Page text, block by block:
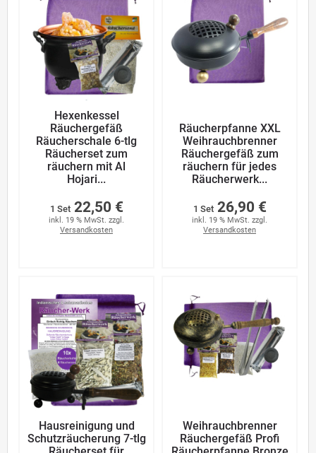
Hexenkessel
Räuchergefäß
Räucherschale 6-tlg
Räucherset zum
räuchern mit Al
Hojari...
1 Set 22,50 €
inkl. 19 % MwSt. zzgl.
Versandkosten
Räucherpfanne XXL
Weihrauchbrenner
Räuchergefäß zum
räuchern für jedes
Räucherwerk...
1 Set 26,90 €
inkl. 19 % MwSt. zzgl.
Versandkosten
Hausreinigung und
Schutzräucherung 7-tlg
Weihrauchbrenner
Räuchergefäß Profi